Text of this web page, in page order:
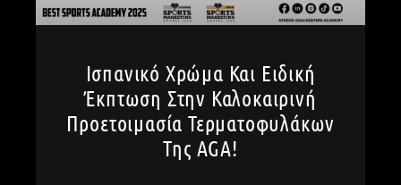
Ισπανικό Χρώμα Και Ειδική
Έκπτωση Στην Καλοκαιρινή
Προετοιμασία Τερματοφυλάκων
Της AGA!